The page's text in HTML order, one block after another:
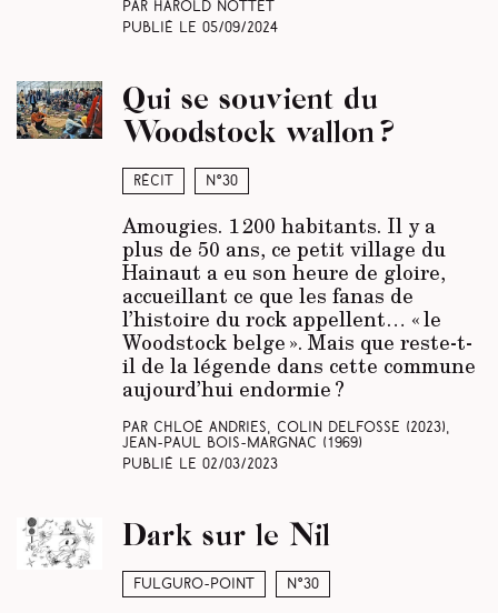
Par Harold Nottet
Publié le 05/09/2024
Récit N°30
Qui se souvient du
Woodstock wallon ?
Amougies. 1 200 habitants. Il y a
plus de 50 ans, ce petit village du
Hainaut a eu son heure de gloire,
accueillant ce que les fanas de
l’histoire du rock appellent… « le
Woodstock belge ». Mais que reste-t-
il de la légende dans cette commune
aujourd’hui endormie ?
Par Chloé Andries, Colin Delfosse (2023),
Jean-Paul Bois-Margnac (1969)
Publié le 02/03/2023
Fulguro-Point N°30
Dark sur le Nil